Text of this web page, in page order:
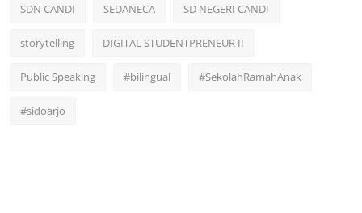
SDN CANDI SEDANECA SD NEGERI CANDI
storytelling DIGITAL STUDENTPRENEUR II
Public Speaking #bilingual #SekolahRamahAnak
#sidoarjo